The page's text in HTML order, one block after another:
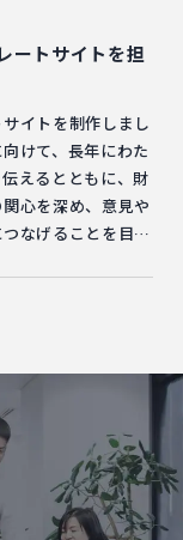
ートサイトを担
イトを制作しまし
けて、長年にわた
えるとともに、財
心を深め、意見や
なげることを目指